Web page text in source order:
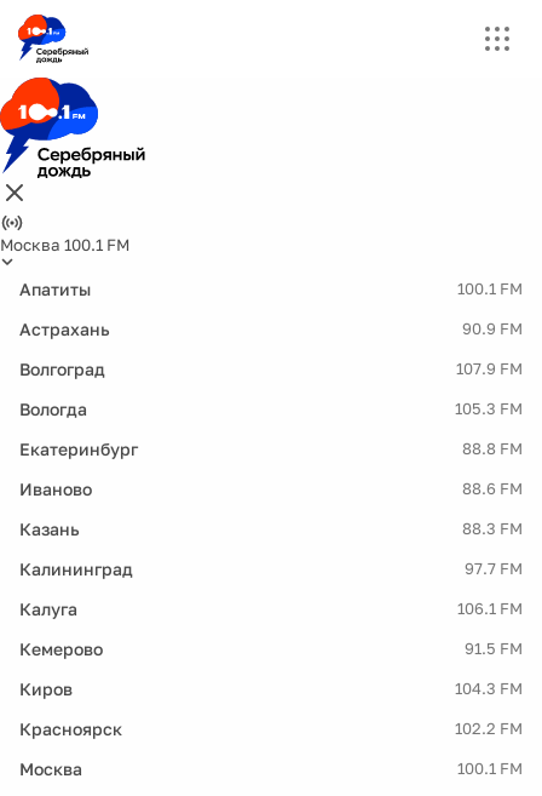
Москва 100.1 FM
Апатиты 100.1 FM
Астрахань 90.9 FM
Волгоград 107.9 FM
Вологда 105.3 FM
Екатеринбург 88.8 FM
Иваново 88.6 FM
Казань 88.3 FM
Калининград 97.7 FM
Калуга 106.1 FM
Кемерово 91.5 FM
Киров 104.3 FM
Красноярск 102.2 FM
Москва 100.1 FM